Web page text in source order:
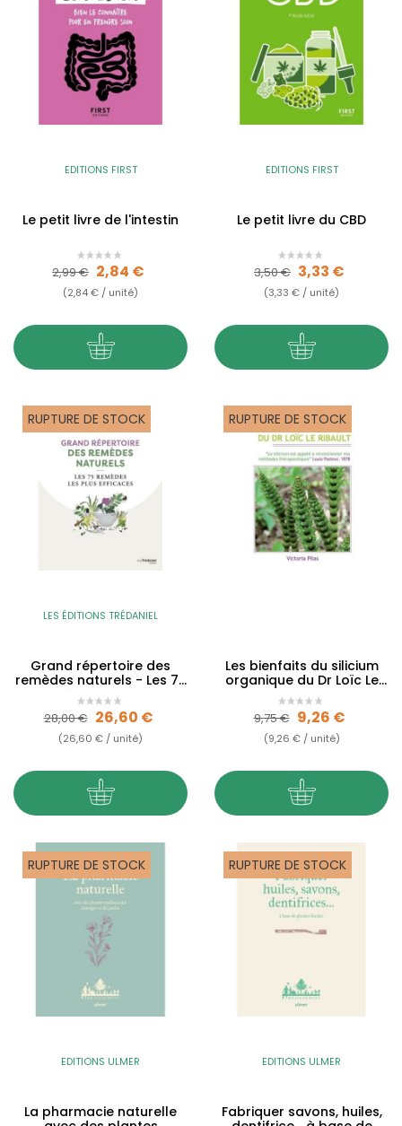
EDITIONS FIRST
Le petit livre de l'intestin
Prix de base
2,99 € Prix
2,84 €
(2,84 € / unité)
EDITIONS FIRST
Le petit livre du CBD
Prix de base
3,50 € Prix
3,33 €
(3,33 € / unité)
RUPTURE DE STOCK
LES ÉDITIONS TRÉDANIEL
Grand répertoire des
remèdes naturels - Les 75
remèdes les plus...
Prix de base
28,00 € Prix
26,60 €
(26,60 € / unité)
RUPTURE DE STOCK
Les bienfaits du silicium
organique du Dr Loïc Le
Ribault
Prix de base
9,75 € Prix
9,26 €
(9,26 € / unité)
RUPTURE DE STOCK
EDITIONS ULMER
La pharmacie naturelle
RUPTURE DE STOCK
EDITIONS ULMER
Fabriquer savons, huiles,